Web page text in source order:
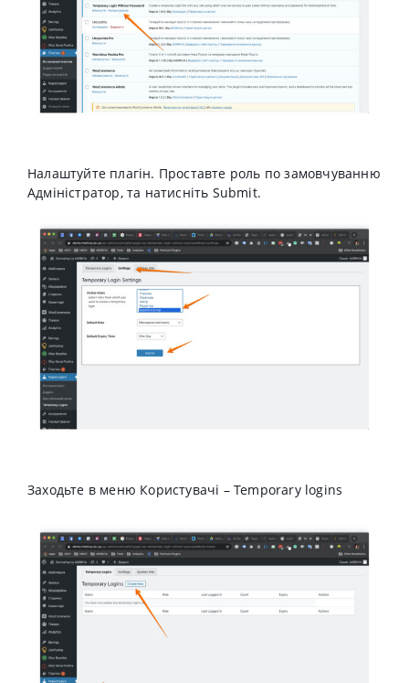
Налаштуйте плагін. Проставте роль по замовчуванню
Адміністратор, та натисніть Submit.
Заходьте в меню Користувачі – Temporary logins